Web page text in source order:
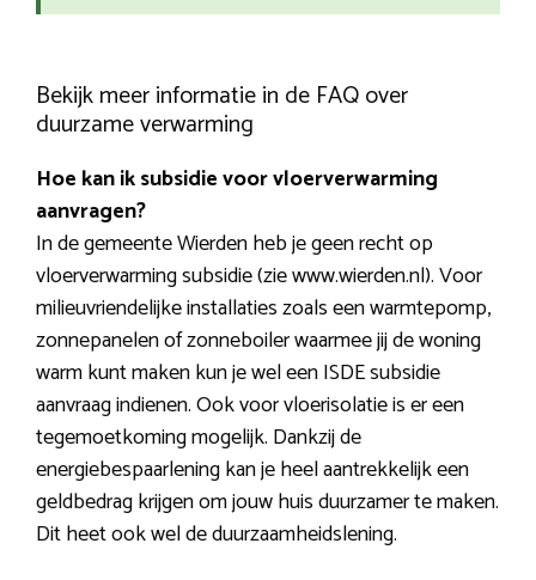
Bekijk meer informatie in de FAQ over
duurzame verwarming
Hoe kan ik subsidie voor vloerverwarming
aanvragen?
In de gemeente Wierden heb je geen recht op
vloerverwarming subsidie (zie www.wierden.nl). Voor
milieuvriendelijke installaties zoals een warmtepomp,
zonnepanelen of zonneboiler waarmee jij de woning
warm kunt maken kun je wel een ISDE subsidie
aanvraag indienen. Ook voor vloerisolatie is er een
tegemoetkoming mogelijk. Dankzij de
energiebespaarlening kan je heel aantrekkelijk een
geldbedrag krijgen om jouw huis duurzamer te maken.
Dit heet ook wel de duurzaamheidslening.